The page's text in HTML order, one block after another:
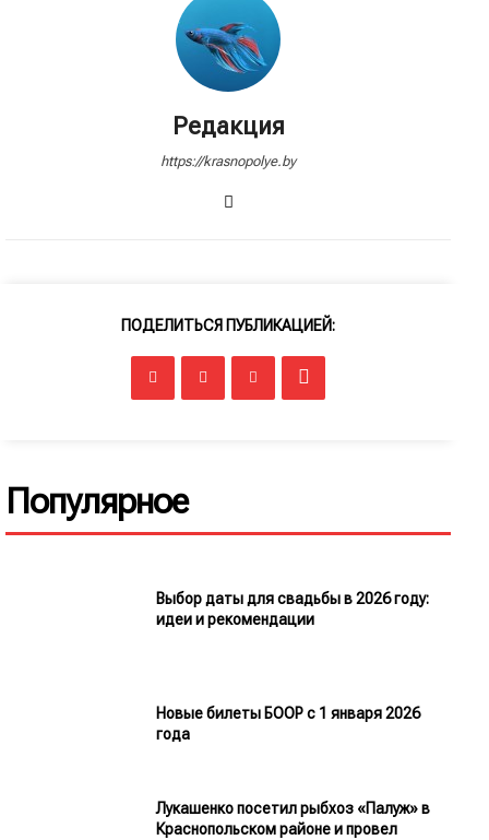
Редакция
https://krasnopolye.by
ПОДЕЛИТЬСЯ ПУБЛИКАЦИЕЙ:
Популярное
Выбор даты для свадьбы в 2026 году:
идеи и рекомендации
Новые билеты БООР с 1 января 2026
года
Лукашенко посетил рыбхоз «Палуж» в
Краснопольском районе и провел